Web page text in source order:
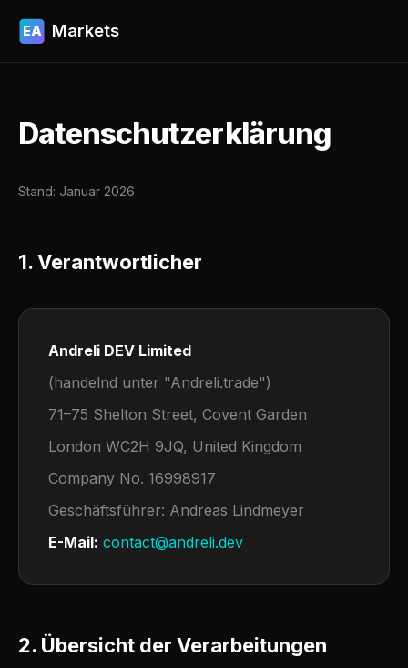
EA Markets
Datenschutzerklärung
Stand: Januar 2026
1. Verantwortlicher
Andreli DEV Limited
(handelnd unter "Andreli.trade")
71–75 Shelton Street, Covent Garden
London WC2H 9JQ, United Kingdom
Company No. 16998917
Geschäftsführer: Andreas Lindmeyer
E-Mail: contact@andreli.dev
2. Übersicht der Verarbeitungen